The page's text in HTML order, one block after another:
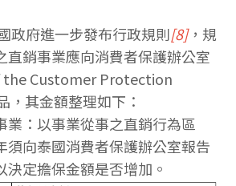
政府進一步發布行政規則[8]，規
直銷事業應向消費者保護辦公室
the Customer Protection
，其金額整理如下：
業：以事業從事之直銷行為區
須向泰國消費者保護辦公室報告
決定擔保金額是否增加。